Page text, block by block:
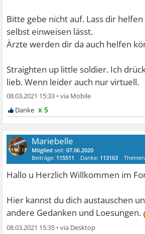
Bitte gebe nicht auf. Lass dir
selbst einweisen lässt.
Ärzte werden dir da auch helfen
Straighten up little soldier. Ich
lieb. Wenn leider auch nur virtuell.
08.03.2021 15:33 •
x 5
Mariebelle
Mitglied seit:07.06.2020
Beiträge: 115511 Danke: 113163
Hallo u Herzlich Willkommen im
Hier kannst du dich austauschen
andere Gedanken und Loesungen.
08.03.2021 15:35 •